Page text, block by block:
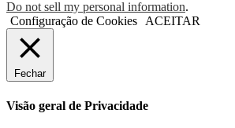
Do not sell my personal information.
Configuração de Cookies
ACEITAR
Fechar
Visão geral de Privacidade